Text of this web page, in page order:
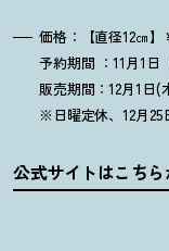
価格：【直径12㎝】
予約期間 ：11月1日
販売期間：12月1日(
※日曜定休、12月25
公式サイトはこちら